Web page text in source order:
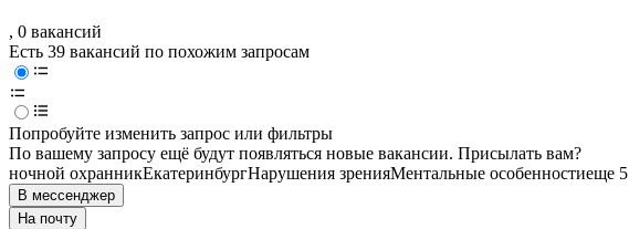
, 0 вакансий
Есть 39 вакансий по похожим запросам
Попробуйте изменить запрос или фильтры
По вашему запросу ещё будут появляться новые вакансии. Присылать вам?
ночной охранникЕкатеринбургНарушения зренияМентальные особенностиеще 5
В мессенджер
На почту